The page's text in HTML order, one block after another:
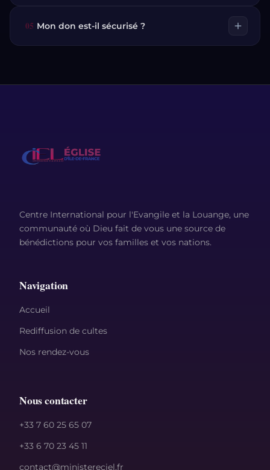
05 Mon don est-il sécurisé ? add
Centre International pour l'Evangile et la Louange, une
communauté où Dieu fait de vous une source de
bénédictions pour vos familles et vos nations.
Navigation
Accueil
Rediffusion de cultes
Nos rendez-vous
Nous contacter
+33 7 60 25 65 07
+33 6 70 23 45 11
contact@ministereciel.fr